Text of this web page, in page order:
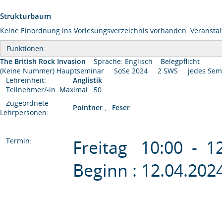
Strukturbaum
Keine Einordnung ins Vorlesungsverzeichnis vorhanden.
Funktionen:
The British Rock Invasion
Sprache: Englisch
Belegpflicht
(Keine Nummer) Hauptseminar SoSe 2024 2 SWS jedes
Lehreinheit:
Anglistik
Teilnehmer/-in Maximal : 50
Zugeordnete
Lehrpersonen:
Pointner , Feser
Termin:
Freitag 10:00 -
Beginn :